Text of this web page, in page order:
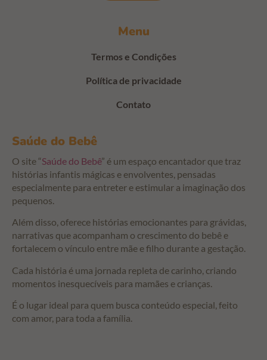
Saúde do Bebê
O site “Saúde do Bebê” é um espaço encantador que traz
histórias infantis mágicas e envolventes, pensadas
especialmente para entreter e estimular a imaginação dos
pequenos.
Além disso, oferece histórias emocionantes para grávidas,
narrativas que acompanham o crescimento do bebê e
fortalecem o vínculo entre mãe e filho durante a gestação.
Cada história é uma jornada repleta de carinho, criando
momentos inesquecíveis para mamães e crianças.
É o lugar ideal para quem busca conteúdo especial, feito
com amor, para toda a família.
Menu
Termos e Condições
Política de privacidade
Contato